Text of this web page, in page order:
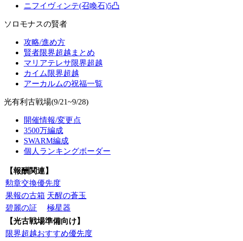
ニフイヴィンテ(召喚石)5凸
ソロモナスの賢者
攻略/進め方
賢者限界超越まとめ
マリアテレサ限界超越
カイム限界超越
アーカルムの祝福一覧
光有利古戦場(9/21~9/28)
開催情報/変更点
3500万編成
SWARM編成
個人ランキングボーダー
【報酬関連】
勲章交換優先度
果報の古箱 天醒の蒼玉
碧麗の証
極星器
【光古戦場準備向け】
限界超越おすすめ優先度